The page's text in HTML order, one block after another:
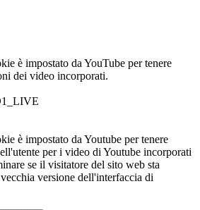
è impostato da YouTube per tenere
dei video incorporati.
è impostato da Youtube per tenere
per i video di Youtube incorporati
se il visitatore del sito web sta
versione dell'interfaccia di